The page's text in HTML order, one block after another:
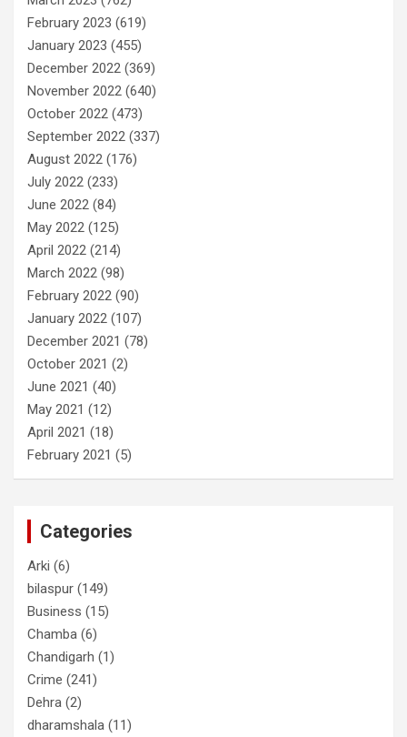
February 2023 (619)
January 2023 (455)
December 2022 (369)
November 2022 (640)
October 2022 (473)
September 2022 (337)
August 2022 (176)
July 2022 (233)
June 2022 (84)
May 2022 (125)
April 2022 (214)
March 2022 (98)
February 2022 (90)
January 2022 (107)
December 2021 (78)
October 2021 (2)
June 2021 (40)
May 2021 (12)
April 2021 (18)
February 2021 (5)
Categories
Arki (6)
bilaspur (149)
Business (15)
Chamba (6)
Chandigarh (1)
Crime (241)
Dehra (2)
dharamshala (11)